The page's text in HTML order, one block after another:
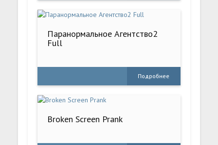
Паранормальное Агентство2
Full
Подробнее
Broken Screen Prank